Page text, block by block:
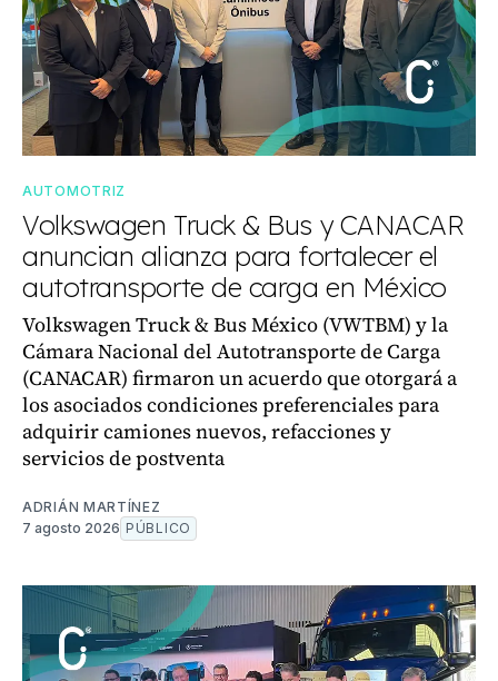
AUTOMOTRIZ
Volkswagen Truck & Bus y CANACAR
anuncian alianza para fortalecer el
autotransporte de carga en México
Volkswagen Truck & Bus México (VWTBM) y la
Cámara Nacional del Autotransporte de Carga
(CANACAR) firmaron un acuerdo que otorgará a
los asociados condiciones preferenciales para
adquirir camiones nuevos, refacciones y
servicios de postventa
ADRIÁN MARTÍNEZ
7 agosto 2026 PÚBLICO